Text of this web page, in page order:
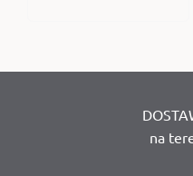
na